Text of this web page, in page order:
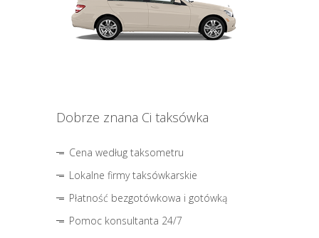
Dobrze znana Ci taksówka
Cena według taksometru
Lokalne firmy taksówkarskie
Płatność bezgotówkowa i gotówką
Pomoc konsultanta 24/7